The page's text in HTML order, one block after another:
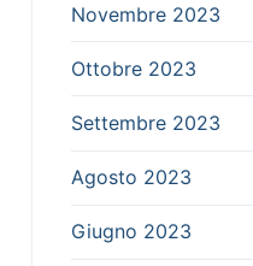
Novembre 2023
Ottobre 2023
Settembre 2023
Agosto 2023
Giugno 2023